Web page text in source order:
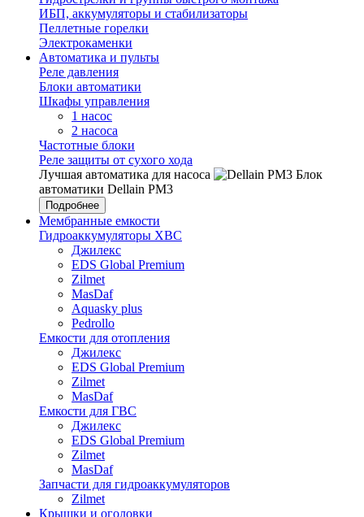
ИБП, аккумуляторы и стабилизаторы
Пеллетные горелки
Электрокаменки
Автоматика и пульты
Реле давления
Блоки автоматики
Шкафы управления
1 насос
2 насоса
Частотные блоки
Реле защиты от сухого хода
Лучшая автоматика для насоса
Блок
автоматики Dellain PM3
Подробнее
Мембранные емкости
Гидроаккумуляторы ХВС
Джилекс
EDS Global Premium
Zilmet
MasDaf
Aquasky plus
Pedrollo
Емкости для отопления
Джилекс
EDS Global Premium
Zilmet
MasDaf
Емкости для ГВС
Джилекс
EDS Global Premium
Zilmet
MasDaf
Запчасти для гидроаккумуляторов
Zilmet
Крышки и оголовки